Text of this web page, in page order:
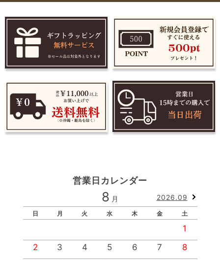
営業日カレンダー
8 月 2026.09
日 月 火 水 木 金 土
1
2
3 4 5 6 7
8